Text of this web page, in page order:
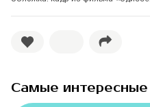
Самые интересные